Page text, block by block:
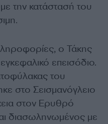
την κατάστασή του
ο Τάκης
επεισόδιο.
του
στο Σεισμανόγλειο
στον Ερυθρό
διασωληνωμένος με